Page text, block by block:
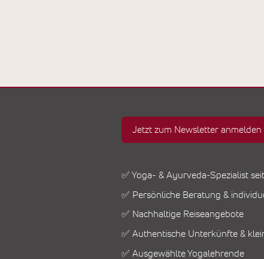
Jetzt zum Newsletter anmelden
✅ Yoga- & Ayurveda-Spezialist
✅ Persönliche Beratung &
✅ Nachhaltige Reiseangebote
✅ Authentische Unterkünfte &
✅ Ausgewählte Yogalehrende